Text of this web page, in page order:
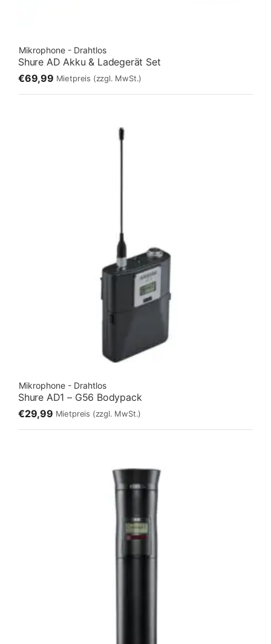
Mikrophone - Drahtlos
Shure AD Akku & Ladegerät Set
€69,99 Mietpreis (zzgl. MwSt.)
Mikrophone - Drahtlos
Shure AD1 – G56 Bodypack
€29,99 Mietpreis (zzgl. MwSt.)